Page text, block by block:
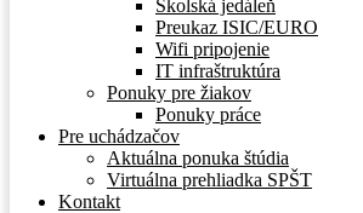
Školská jedáleň
Preukaz ISIC/EURO
Wifi pripojenie
IT infraštruktúra
Ponuky pre žiakov
Ponuky práce
Pre uchádzačov
Aktuálna ponuka štúdia
Virtuálna prehliadka SPŠT
Kontakt